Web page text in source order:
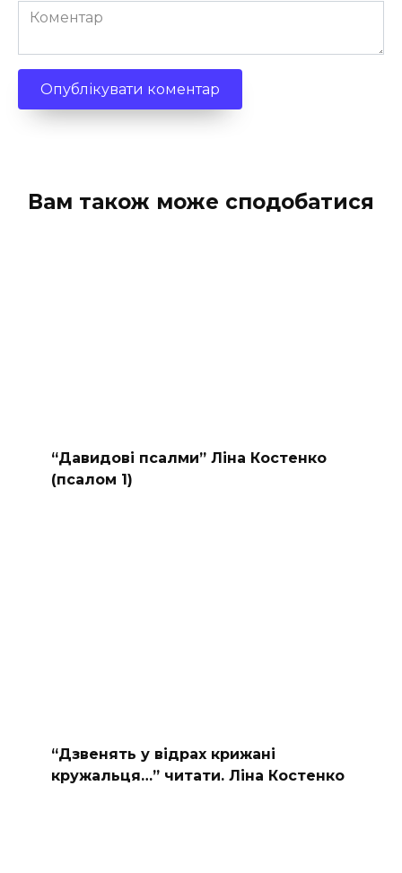
Коментар
Вам також може сподобатися
“Давидові псалми” Ліна Костенко
(псалом 1)
“Дзвенять у відрах крижані
кружальця…” читати. Ліна Костенко